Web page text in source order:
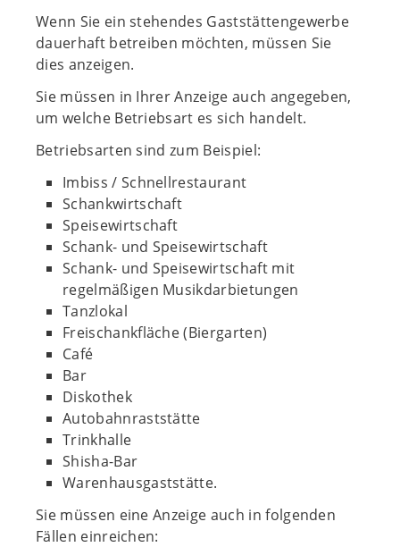
Wenn Sie ein stehendes Gaststättengewerbe
dauerhaft betreiben möchten, müssen Sie
dies anzeigen.
Sie müssen in Ihrer Anzeige auch angegeben,
um welche Betriebsart es sich handelt.
Betriebsarten sind zum Beispiel:
Imbiss / Schnellrestaurant
Schankwirtschaft
Speisewirtschaft
Schank- und Speisewirtschaft
Schank- und Speisewirtschaft mit
regelmäßigen Musikdarbietungen
Tanzlokal
Freischankfläche (Biergarten)
Café
Bar
Diskothek
Autobahnraststätte
Trinkhalle
Shisha-Bar
Warenhausgaststätte.
Sie müssen eine Anzeige auch in folgenden
Fällen einreichen: